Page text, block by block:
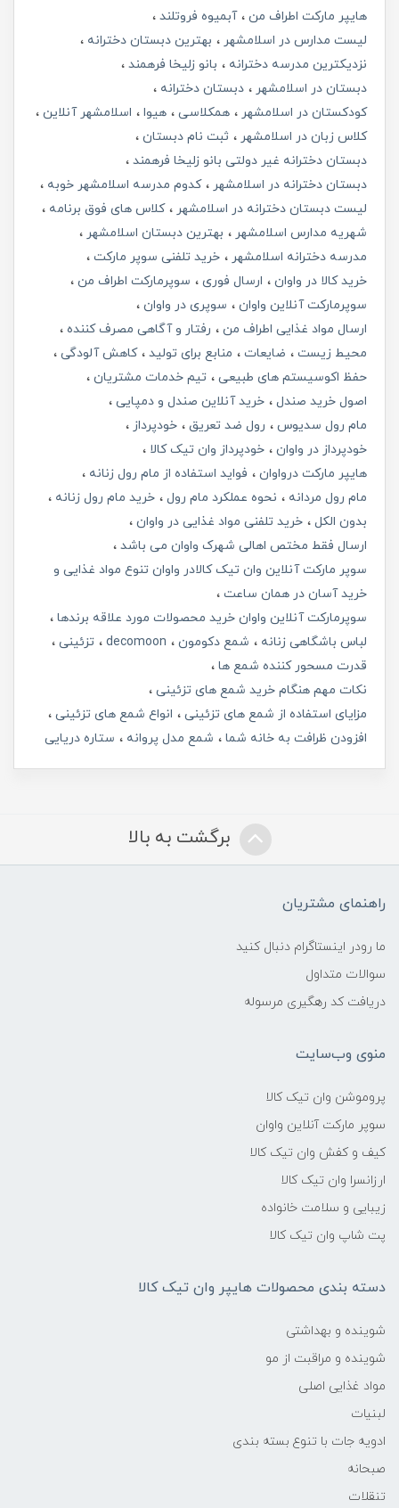
هایپر مارکت اطراف من
آبمیوه فروتلند
لیست مدارس در اسلامشهر
بهترین دبستان دخترانه
نزدیکترین مدرسه دخترانه
بانو زلیخا فرهمند
دبستان در اسلامشهر
دبستان دخترانه
کودکستان در اسلامشهر
همکلاسی هیوا
اسلامشهر آنلاین
کلاس زبان در اسلامشهر
ثبت نام دبستان
دبستان دخترانه غیر دولتی بانو زلیخا فرهمند
دبستان دخترانه در اسلامشهر
کدوم مدرسه اسلامشهر خوبه
لیست دبستان دخترانه در اسلامشهر
کلاس های فوق برنامه
شهریه مدارس اسلامشهر
بهترین دبستان اسلامشهر
مدرسه دخترانه اسلامشهر
خرید تلفنی سوپر مارکت
خرید کالا در واوان
ارسال فوری
سوپرمارکت اطراف من
سوپرمارکت آنلاین واوان
سوپری در واوان
ارسال مواد غذایی اطراف من
رفتار و آگاهی مصرف کننده
محیط زیست
ضایعات منابع برای تولید
کاهش آلودگی
حفظ اکوسیستم های طبیعی
تیم خدمات مشتریان
اصول خرید صندل
خرید آنلاین صندل و دمپایی
مام رول سدیوس
رول ضد تعریق
خودپرداز
خودپرداز در واوان
خودپرداز وان تیک کالا
هایپر مارکت درواوان
فواید استفاده از مام رول زنانه
مام رول مردانه
نحوه عملکرد مام رول
خرید مام رول زنانه
بدون الکل
خرید تلفنی مواد غذایی در واوان
ارسال فقط مختص اهالی شهرک واوان می باشد
سوپر مارکت آنلاین وان تیک کالادر واوان تنوع مواد غذایی و
خرید آسان در همان ساعت
سوپرمارکت آنلاین واوان خرید محصولات مورد علاقه برندها
لباس باشگاهی زنانه
شمع دکومون decomoon
تزئینی
قدرت مسحور کننده شمع ها
نکات مهم هنگام خرید شمع های تزئینی
مزایای استفاده از شمع های تزئینی
انواع شمع های تزئینی
افزودن ظرافت به خانه شما
شمع مدل پروانه ستاره دریایی
برگشت به بالا
راهنمای مشتریان
ما رودر اینستاگرام دنبال کنید
سوالات متداول
دریافت کد رهگیری مرسوله
منوی وب‌سایت
پروموشن وان تیک کالا
سوپر مارکت آنلاین واوان
کیف و کفش وان تیک کالا
ارزانسرا وان تیک کالا
زیبایی و سلامت خانواده
پت شاپ وان تیک کالا
دسته بندی محصولات هایپر وان تیک کالا
شوینده و بهداشتی
شوینده و مراقبت از مو
مواد غذایی اصلی
لبنیات
ادویه جات با تنوع بسته بندی
صبحانه
تنقلات